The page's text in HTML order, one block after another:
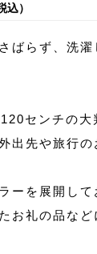
込）
ばらず、洗濯
センチの大
出先や旅行の
ーを展開して
お礼の品な